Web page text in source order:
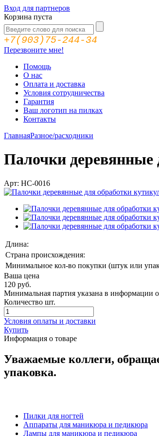
Вход для партнеров
Корзина пуста
+7(903)75-244-34
Перезвоните мне!
Помощь
О нас
Оплата и доставка
Условия сотрудничества
Гарантия
Ваш логотип на пилках
Контакты
ГлавнаяРазное/расходники
Палочки деревянные
Арт: HC-0016
Длина:
Страна происхождения:
Минимальное кол-во покупки (штук или
Ваша цена
120 руб.
Минимальная партия указана в информации о
Количество шт.
Условия оплаты и доставки
Купить
Информация о товаре
Уважаемые коллеги,
упаковка.
Пилки для ногтей
Аппараты для маникюра и педикюра
Лампы для маникюра и педикюра